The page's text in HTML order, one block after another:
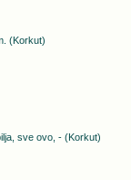
(Korkut)
sve ovo, - (Korkut)